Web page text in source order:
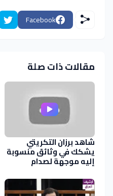
Facebook
مقالات ذات صلة
شاهد برزان التكريتي
يشكك في وثائق منسوبة
إليه موجهة لصدام
ومكتوبة بــ خط اليد